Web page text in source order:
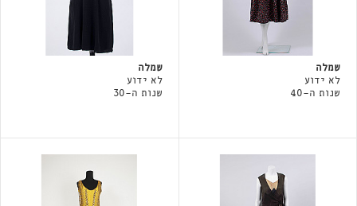
שמלה
לא ידוע
שנות ה-40
שמלה
לא ידוע
שנות ה-30